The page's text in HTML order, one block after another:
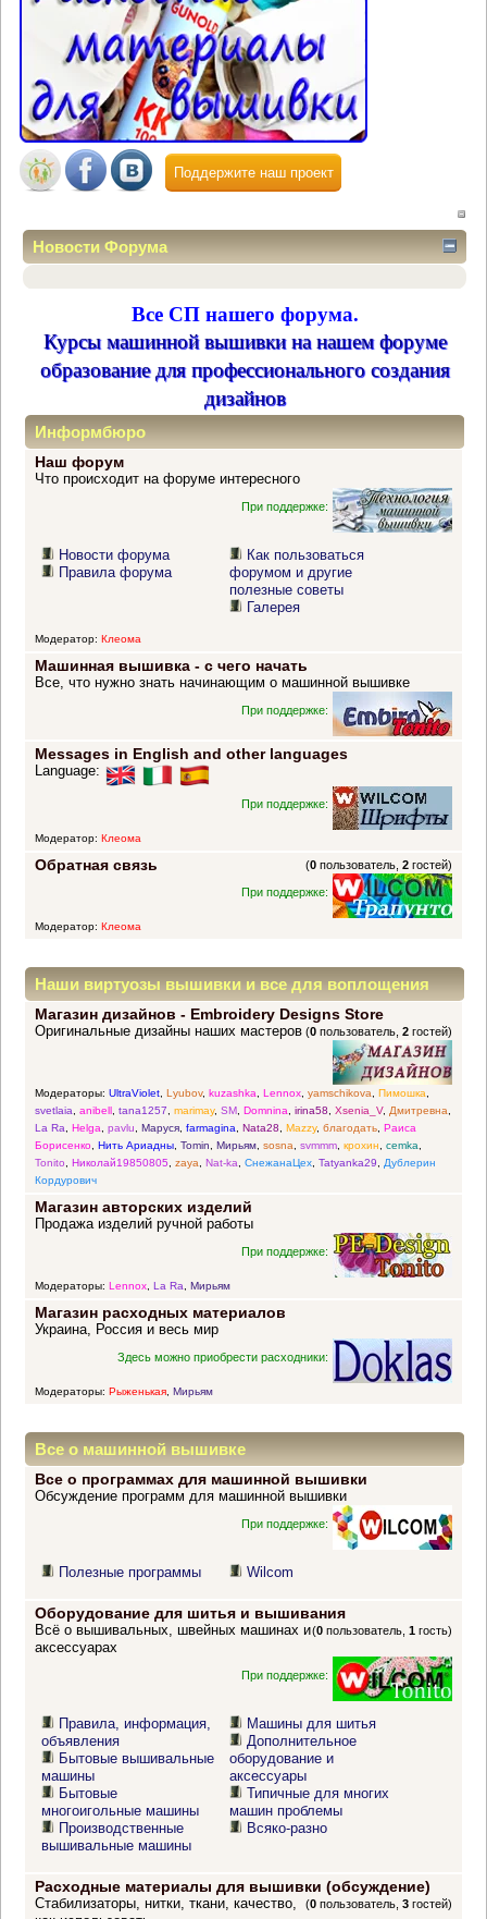
Поддержите наш проект
Новости Форума
Все СП нашего форума.
Курсы машинной вышивки на нашем форуме
образование для профессионального создания
дизайнов
Информбюро
Наш форум
Что происходит на форуме интересного
При поддержке:
Новости форума
Правила форума
Как пользоваться
форумом и другие
полезные советы
Галерея
Модератор: Клеома
Машинная вышивка - с чего начать
Все, что нужно знать начинающим о машинной вышивке
При поддержке:
Messages in English and other languages
Language:
При поддержке:
Модератор: Клеома
Обратная связь (0 пользователь,2 гостей)
При поддержке:
Модератор: Клеома
Наши виртуозы вышивки и все для воплощения
прекрасных идей
Магазин дизайнов - Embroidery Designs Store
(0 пользователь,2 гостей)
Оригинальные дизайны наших мастеров
Модераторы: UltraViolet, Lyubov, kuzashka, Lennox, yamschikova, Пимошка,
svetlaia, anibell, tana1257, marimay, SM, Domnina, irina58, Xsenia_V, Дмитревна,
La Ra, Helga, pavlu, Маруся, farmagina, Nata28, Mazzy, благодать, Раиса
Борисенко, Нить Ариадны, Tomin, Мирьям, sosna, svmmm, крохин, cemka,
Tonito, Николай19850805, zaya, Nat-ka, СнежанаЦех, Tatyanka29, Дублерин
Кордурович
Магазин авторских изделий
Продажа изделий ручной работы
При поддержке:
Модераторы: Lennox, La Ra, Мирьям
Магазин расходных материалов
Украина, Россия и весь мир
Здесь можно приобрести расходники:
Модераторы: Рыженькая, Мирьям
Все о машинной вышивке
Все о программах для машинной вышивки
Обсуждение программ для машинной вышивки
При поддержке:
Полезные программы Wilcom
Оборудование для шитья и вышивания
(0 пользователь,1 гость)
Всё о вышивальных, швейных машинах и
аксессуарах
При поддержке:
Правила, информация,
объявления
Бытовые вышивальные
машины
Бытовые
многоигольные машины
Производственные
вышивальные машины
Машины для шитья
Дополнительное
оборудование и
аксессуары
Типичные для многих
машин проблемы
Всяко-разно
Расходные материалы для вышивки (обсуждение)
(0 пользователь,3 гостей)
Стабилизаторы, нитки, ткани, качество,